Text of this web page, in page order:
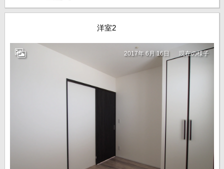
洋室2
2017年 6月 16日 現在の様子